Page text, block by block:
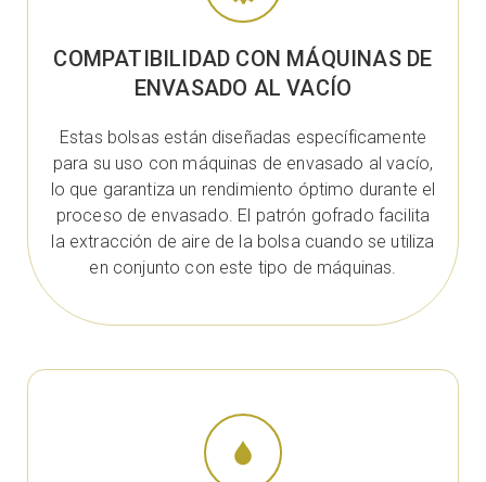
COMPATIBILIDAD CON MÁQUINAS DE
ENVASADO AL VACÍO
Estas bolsas están diseñadas específicamente
para su uso con máquinas de envasado al vacío,
lo que garantiza un rendimiento óptimo durante el
proceso de envasado. El patrón gofrado facilita
la extracción de aire de la bolsa cuando se utiliza
en conjunto con este tipo de máquinas.